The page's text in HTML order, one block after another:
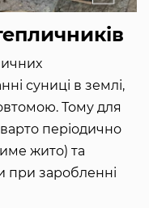
суниці в землі,
Тому для
періодично
жито) та
при заробленні